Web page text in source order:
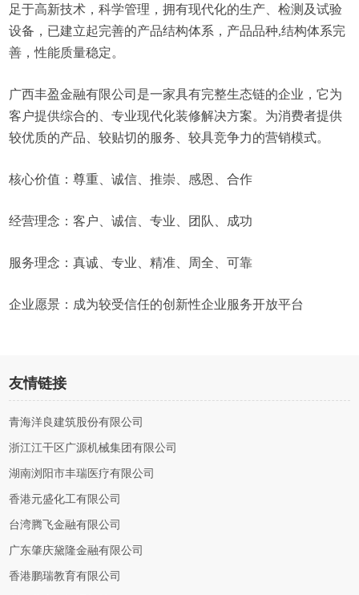
足于高新技术，科学管理，拥有现代化的生产、检测及试验
设备，已建立起完善的产品结构体系，产品品种,结构体系完
善，性能质量稳定。
广西丰盈金融有限公司是一家具有完整生态链的企业，它为
客户提供综合的、专业现代化装修解决方案。为消费者提供
较优质的产品、较贴切的服务、较具竞争力的营销模式。
核心价值：尊重、诚信、推崇、感恩、合作
经营理念：客户、诚信、专业、团队、成功
服务理念：真诚、专业、精准、周全、可靠
企业愿景：成为较受信任的创新性企业服务开放平台
友情链接
青海洋良建筑股份有限公司
浙江江干区广源机械集团有限公司
湖南浏阳市丰瑞医疗有限公司
香港元盛化工有限公司
台湾腾飞金融有限公司
广东肇庆黛隆金融有限公司
香港鹏瑞教育有限公司